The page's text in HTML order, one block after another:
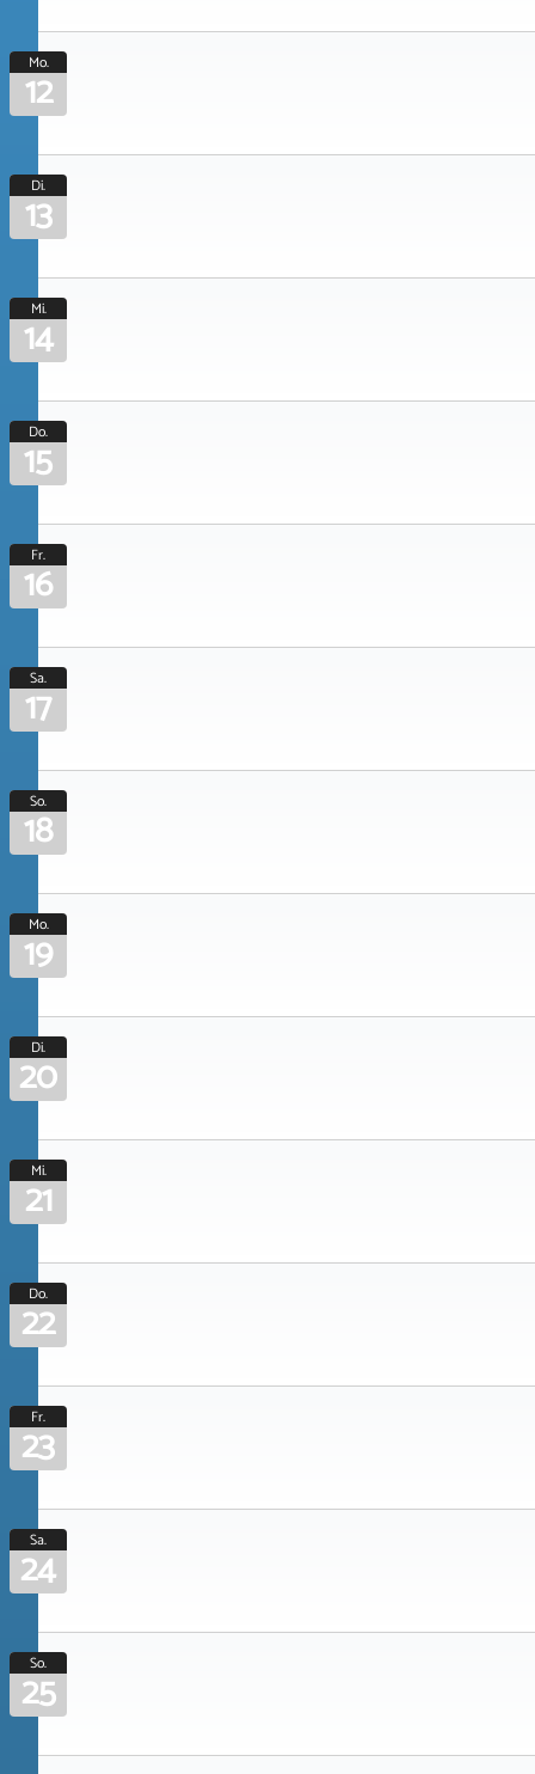
Mo.
12
Di.
13
Mi.
14
Do.
15
Fr.
16
Sa.
17
So.
18
Mo.
19
Di.
20
Mi.
21
Do.
22
Fr.
23
Sa.
24
So.
25